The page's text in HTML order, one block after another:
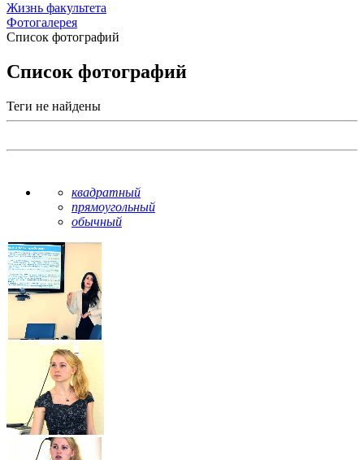
Жизнь факультета
Фотогалерея
Список фотографий
Список фотографий
Теги не найдены
квадратный
прямоугольный
обычный